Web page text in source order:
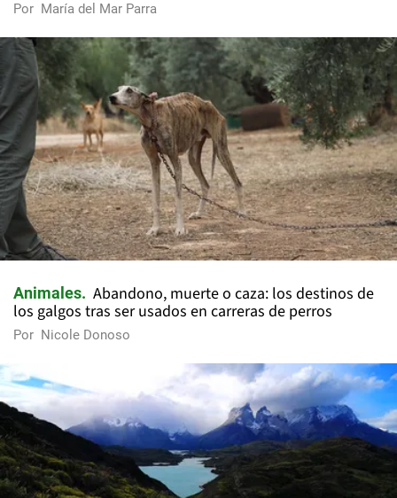
Por María del Mar Parra
Animales
Abandono, muerte o caza: los destinos de
los galgos tras ser usados en carreras de perros
Por Nicole Donoso